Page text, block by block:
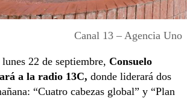
Canal 13 – Agencia Uno
22 de septiembre, Consuelo
a la radio 13C, donde liderará dos
“Cuatro cabezas global” y “Plan